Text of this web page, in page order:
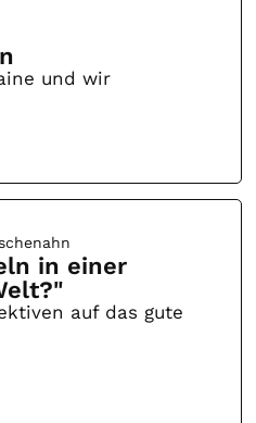
und wir
in einer
auf das gute